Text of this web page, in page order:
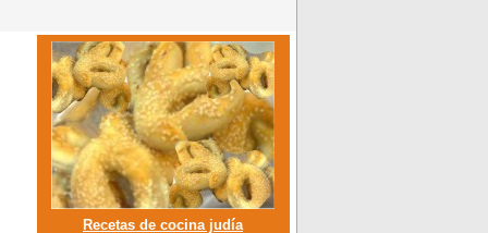
Recetas de cocina judía